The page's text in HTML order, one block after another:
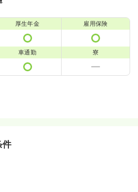
厚生年金 雇用保険
車通勤 寮
件